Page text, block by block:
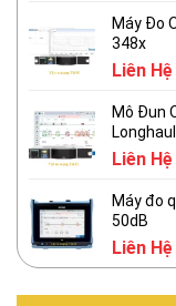
Máy Đo
348x
Liên Hệ
Mô Đun
Longhaul
Liên Hệ
Máy đo
50dB
Liên Hệ